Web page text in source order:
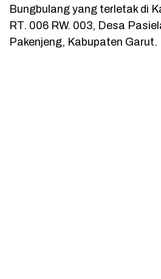
Bungbulang yang terletak di
RT. 006 RW. 003, Desa
Pakenjeng, Kabupaten Garut.